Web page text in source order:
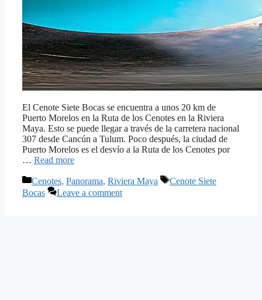
El Cenote Siete Bocas se encuentra a unos 20 km de
Puerto Morelos en la Ruta de los Cenotes en la Riviera
Maya. Esto se puede llegar a través de la carretera nacional
307 desde Cancún a Tulum. Poco después, la ciudad de
Puerto Morelos es el desvío a la Ruta de los Cenotes por
… Read more
Categories
Cenotes, Panorama, Riviera Maya Tags
Cenote Siete
Bocas
Leave a comment